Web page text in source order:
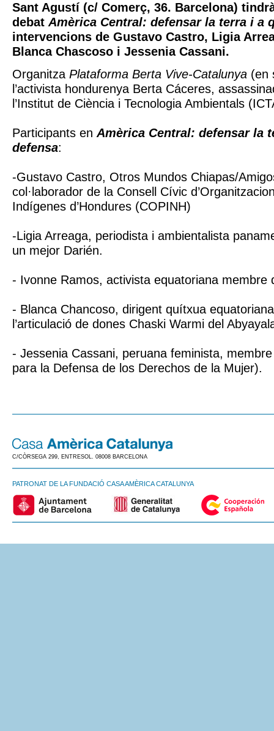
Sant Agustí (c/ Comerç, 36. Barcelona)
debat Amèrica Central: defensar la terra i a
intervencions de Gustavo Castro, Ligia
Blanca Chascoso i Jessenia Cassani.
Organitza Plataforma Berta Vive-Catalunya (en
l’activista hondurenya Berta Cáceres,
l’Institut de Ciència i Tecnologia Ambientals
Participants en Amèrica Central: defensar la
defensa:
-Gustavo Castro, Otros Mundos Chiapas/
col·laborador de la Consell Cívic
Indígenes d’Hondures (COPINH)
-Ligia Arreaga, periodista i ambientalista
un mejor Darién.
- Ivonne Ramos, activista equatoriana membre
- Blanca Chancoso, dirigent quítxua
l’articulació de dones Chaski Warmi del
- Jessenia Cassani, peruana feminista,
para la Defensa de los Derechos de la Mujer).
C/CÒRSEGA 299, ENTRESOL. 08008 BARCELONA
PATRONAT DE LA FUNDACIÓ CASA AMÈRICA CATALUNYA